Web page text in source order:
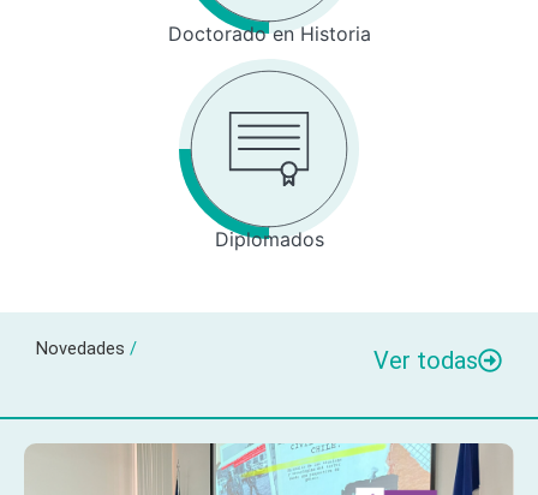
Doctorado en Historia
Diplomados
Novedades / Ver todas